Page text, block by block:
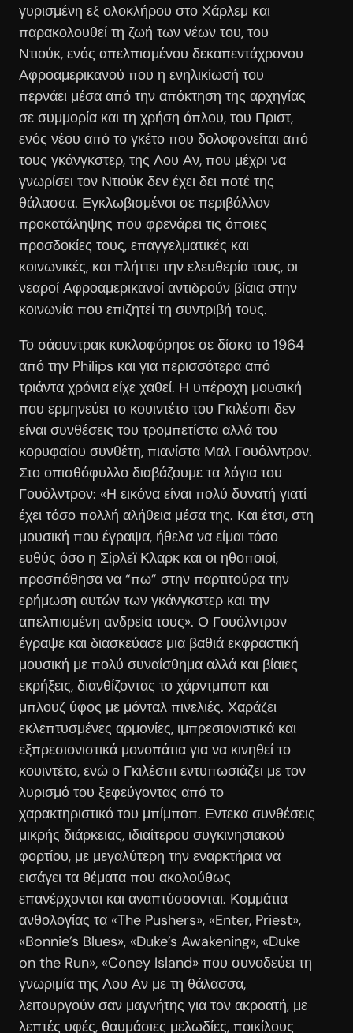
γυρισμένη εξ ολοκλήρου στο Χάρλεμ και
παρακολουθεί τη ζωή των νέων του, του
Ντιούκ, ενός απελπισμένου δεκαπεντάχρονου
Αφροαμερικανού που η ενηλικίωσή του
περνάει μέσα από την απόκτηση της αρχηγίας
σε συμμορία και τη χρήση όπλου, του Πριστ,
ενός νέου από το γκέτο που δολοφονείται από
τους γκάνγκστερ, της Λου Αν, που μέχρι να
γνωρίσει τον Ντιούκ δεν έχει δει ποτέ της
θάλασσα. Εγκλωβισμένοι σε περιβάλλον
προκατάληψης που φρενάρει τις όποιες
προσδοκίες τους, επαγγελματικές και
κοινωνικές, και πλήττει την ελευθερία τους, οι
νεαροί Αφροαμερικανοί αντιδρούν βίαια στην
κοινωνία που επιζητεί τη συντριβή τους.
Το σάουντρακ κυκλοφόρησε σε δίσκο το 1964
από την Philips και για περισσότερα από
τριάντα χρόνια είχε χαθεί. Η υπέροχη μουσική
που ερμηνεύει το κουιντέτο του Γκιλέσπι δεν
είναι συνθέσεις του τρομπετίστα αλλά του
κορυφαίου συνθέτη, πιανίστα Μαλ Γουόλντρον.
Στο οπισθόφυλλο διαβάζουμε τα λόγια του
Γουόλντρον: «Η εικόνα είναι πολύ δυνατή γιατί
έχει τόσο πολλή αλήθεια μέσα της. Και έτσι, στη
μουσική που έγραψα, ήθελα να είμαι τόσο
ευθύς όσο η Σίρλεϊ Κλαρκ και οι ηθοποιοί,
προσπάθησα να “πω” στην παρτιτούρα την
ερήμωση αυτών των γκάνγκστερ και την
απελπισμένη ανδρεία τους». Ο Γουόλντρον
έγραψε και διασκεύασε μια βαθιά εκφραστική
μουσική με πολύ συναίσθημα αλλά και βίαιες
εκρήξεις, διανθίζοντας το χάρντμποπ και
μπλουζ ύφος με μόνταλ πινελιές. Χαράζει
εκλεπτυσμένες αρμονίες, ιμπρεσιονιστικά και
εξπρεσιονιστικά μονοπάτια για να κινηθεί το
κουιντέτο, ενώ ο Γκιλέσπι εντυπωσιάζει με τον
λυρισμό του ξεφεύγοντας από το
χαρακτηριστικό του μπίμποπ. Εντεκα συνθέσεις
μικρής διάρκειας, ιδιαίτερου συγκινησιακού
φορτίου, με μεγαλύτερη την εναρκτήρια να
εισάγει τα θέματα που ακολούθως
επανέρχονται και αναπτύσσονται. Κομμάτια
ανθολογίας τα «The Pushers», «Enter, Priest»,
«Bonnie’s Blues», «Duke’s Awakening», «Duke
on the Run», «Coney Island» που συνοδεύει τη
γνωριμία της Λου Αν με τη θάλασσα,
λειτουργούν σαν μαγνήτης για τον ακροατή, με
λεπτές υφές, θαυμάσιες μελωδίες, ποικίλους